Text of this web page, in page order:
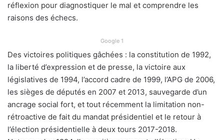
réflexion pour diagnostiquer le mal et comprendre les
raisons des échecs.
Google 1
Des victoires politiques gâchées : la constitution de 1992,
la liberté d’expression et de presse, la victoire aux
législatives de 1994, l’accord cadre de 1999, l’APG de 2006,
les sièges de députés en 2007 et 2013, sauvegarde d’un
ancrage social fort, et tout récemment la limitation non-
rétroactive de fait du mandat présidentiel et le retour à
l’élection présidentielle à deux tours 2017-2018.